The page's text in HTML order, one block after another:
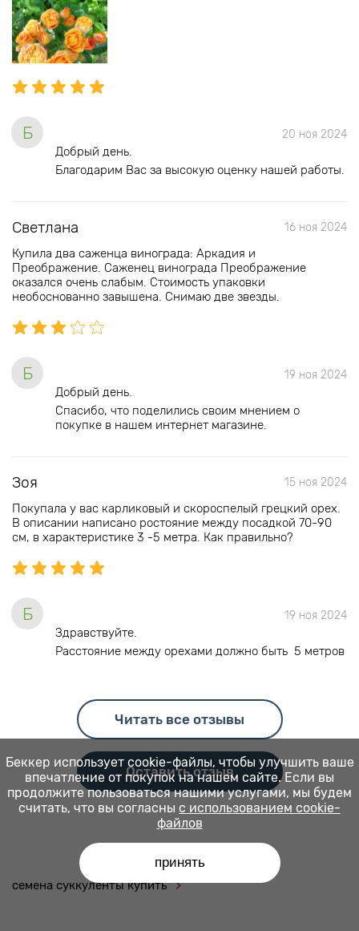
Б 20 ноя 2024
Добрый день.
Благодарим Вас за высокую оценку нашей работы.
Светлана 16 ноя 2024
Купила два саженца винограда: Аркадия и
Преображение. Саженец винограда Преображение
оказался очень слабым. Стоимость упаковки
необоснованно завышена. Снимаю две звезды.
Б 19 ноя 2024
Добрый день.
Спасибо, что поделились своим мнением о
покупке в нашем интернет магазине.
Зоя 15 ноя 2024
Покупала у вас карликовый и скороспелый грецкий орех.
В описании написано ростояние между посадкой 70-90
см, в характеристике 3 -5 метра. Как правильно?
Б 19 ноя 2024
Здравствуйте.
Расстояние между орехами должно быть 5 метров
Читать все отзывы
Оставить отзыв
семена суккуленты купить
Беккер использует cookie-файлы, чтобы улучшить ваше
впечатление от покупок на нашем сайте. Если вы
продолжите пользоваться нашими услугами, мы будем
считать, что вы согласны с использованием cookie-
файлов
принять